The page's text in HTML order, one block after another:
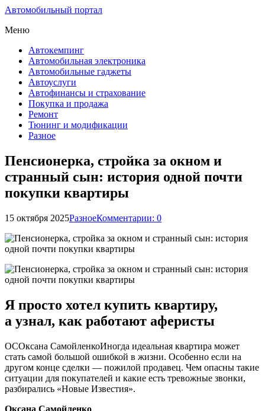
Автомобильный портал
Меню
Автокемпинг
Автомобильная электроника
Автомобильные гаджеты
Автоуслуги
Автофинансы и страхование
Покупка и продажа
Ремонт
Тюнинг и модификации
Разное
Пенсионерка, стройка за окном и
странный сын: история одной почти
покупки квартиры
15 октября 2025РазноеКомментарии: 0
Я просто хотел купить квартиру,
а узнал, как работают аферисты
ОСОксана СамойленкоИногда идеальная квартира может
стать самой большой ошибкой в жизни. Особенно если на
другом конце сделки — пожилой продавец. Чем опасны такие
ситуации для покупателей и какие есть тревожные звонки,
разбирались «Новые Известия».
Оксана Самойленко